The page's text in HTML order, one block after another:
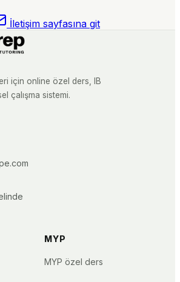
İletişim sayfasına git
için online özel ders, IB
çalışma sistemi.
MYP
MYP özel ders